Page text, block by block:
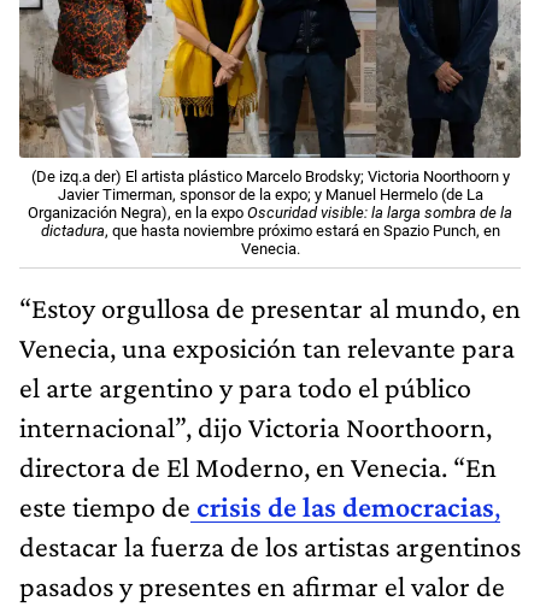
(De izq.a der) El artista plástico Marcelo Brodsky; Victoria Noorthoorn y
Javier Timerman, sponsor de la expo; y Manuel Hermelo (de La
Organización Negra), en la expo Oscuridad visible: la larga sombra de la
dictadura, que hasta noviembre próximo estará en Spazio Punch, en
Venecia.
“Estoy orgullosa de presentar al mundo, en
Venecia, una exposición tan relevante para
el arte argentino y para todo el público
internacional”, dijo Victoria Noorthoorn,
directora de El Moderno, en Venecia. “En
este tiempo de crisis de las democracias,
destacar la fuerza de los artistas argentinos
pasados y presentes en afirmar el valor de